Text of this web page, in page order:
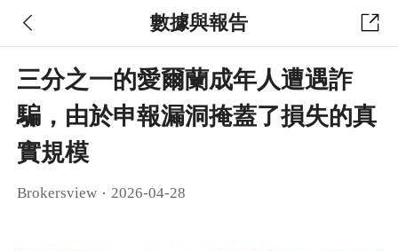
數據與報告
三分之一的愛爾蘭成年人遭遇詐
騙，由於申報漏洞掩蓋了損失的真
實規模
Brokersview · 2026-04-28